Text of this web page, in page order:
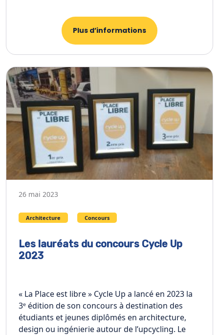
Plus d’informations
26 mai 2023
Architecture Concours
Les lauréats du concours Cycle Up
2023
« La Place est libre » Cycle Up a lancé en 2023 la
3ᵉ édition de son concours à destination des
étudiants et jeunes diplômés en architecture,
design ou ingénierie autour de l’upcycling. Le